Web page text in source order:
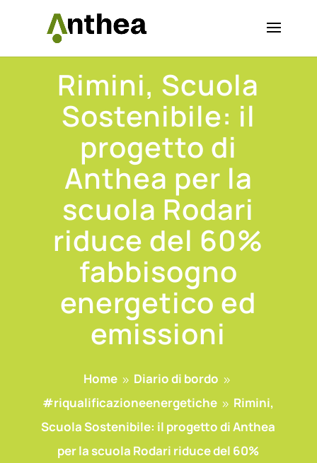
Rimini, Scuola
Sostenibile: il
progetto di
Anthea per la
scuola Rodari
riduce del 60%
fabbisogno
energetico ed
emissioni
Home 9 Diario di bordo 9
#riqualificazioneenergetiche 9 Rimini,
Scuola Sostenibile: il progetto di Anthea
per la scuola Rodari riduce del 60%